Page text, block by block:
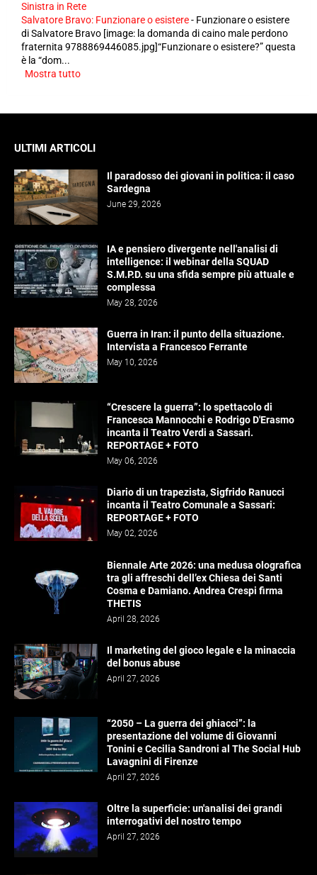
Sinistra in Rete
Salvatore Bravo: Funzionare o esistere- Funzionare o esistere
di Salvatore Bravo [image: la domanda di caino male perdono
fraternita 9788869446085.jpg]“Funzionare o esistere?” questa
è la “dom...
Mostra tutto
ULTIMI ARTICOLI
Il paradosso dei giovani in politica: il caso
Sardegna
June 29, 2026
IA e pensiero divergente nell'analisi di
intelligence: il webinar della SQUAD
S.M.P.D. su una sfida sempre più attuale e
complessa
May 28, 2026
Guerra in Iran: il punto della situazione.
Intervista a Francesco Ferrante
May 10, 2026
“Crescere la guerra”: lo spettacolo di
Francesca Mannocchi e Rodrigo D'Erasmo
incanta il Teatro Verdi a Sassari.
REPORTAGE + FOTO
May 06, 2026
Diario di un trapezista, Sigfrido Ranucci
incanta il Teatro Comunale a Sassari:
REPORTAGE + FOTO
May 02, 2026
Biennale Arte 2026: una medusa olografica
tra gli affreschi dell’ex Chiesa dei Santi
Cosma e Damiano. Andrea Crespi firma
THETIS
April 28, 2026
Il marketing del gioco legale e la minaccia
del bonus abuse
April 27, 2026
“2050 – La guerra dei ghiacci”: la
presentazione del volume di Giovanni
Tonini e Cecilia Sandroni al The Social Hub
Lavagnini di Firenze
April 27, 2026
Oltre la superficie: un'analisi dei grandi
interrogativi del nostro tempo
April 27, 2026